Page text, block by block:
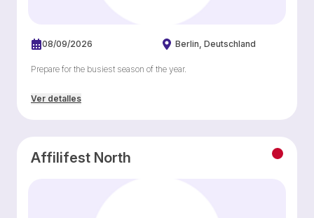
08/09/2026 Berlin Deutschland
Prepare for the busiest season of the year.
Ver detalles
Affilifest North